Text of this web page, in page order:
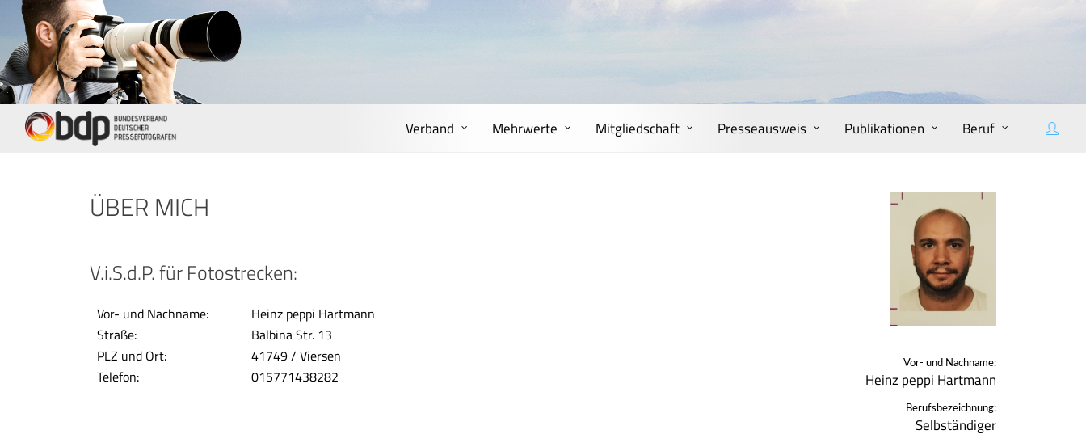
Verband Mehrwerte Mitgliedschaft Presseausweis Publikationen Beruf
ÜBER MICH
V.i.S.d.P. für Fotostrecken:
Vor- und Nachname:
Heinz peppi Hartmann
Straße:
Balbina Str. 13
PLZ und Ort:
41749 / Viersen
Telefon:
015771438282
Vor- und Nachname:
Heinz peppi Hartmann
Berufsbezeichnung:
Selbständiger